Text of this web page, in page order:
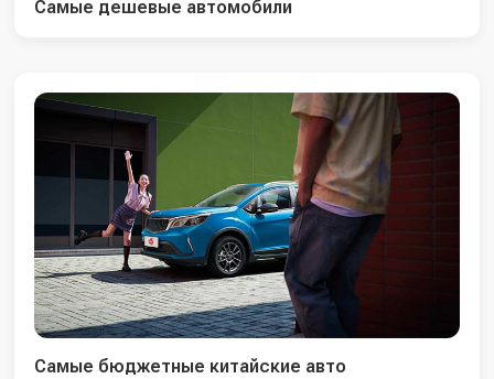
Самые дешевые автомобили
Самые бюджетные китайские авто